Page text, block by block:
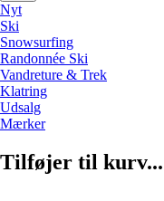
Nyt
Ski
Snowsurfing
Randonnée Ski
Vandreture & Trek
Klatring
Udsalg
Mærker
Tilføjer til kurv...